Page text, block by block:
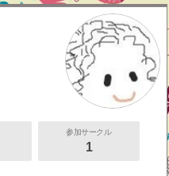
参加サークル
1